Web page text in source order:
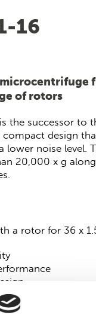
16
of rotors
the successor to
design
lower noise level.
20,000 x g
a rotor for 36 x
of rotors (for
and hematocrit